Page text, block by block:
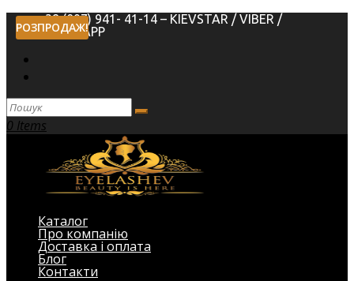
+38 (097) 941- 41-14 – KIEVSTAR / VIBER /
WHATSAPP
0 Items
Каталог
Про компанію
Доставка і оплата
Блог
Контакти
РОЗПРОДАЖ!